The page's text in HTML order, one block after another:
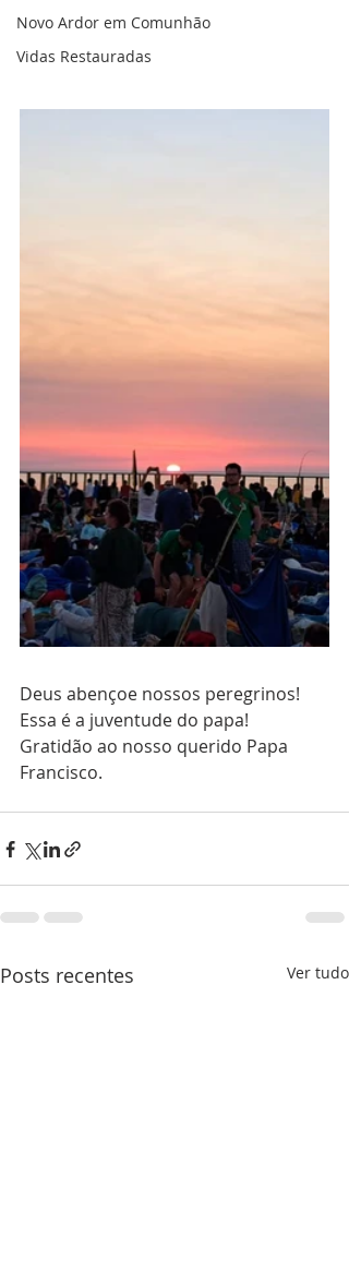
Novo Ardor em Comunhão
Vidas Restauradas
Deus abençoe nossos peregrinos!
Essa é a juventude do papa!
Gratidão ao nosso querido Papa
Francisco.
Posts recentes Ver tudo